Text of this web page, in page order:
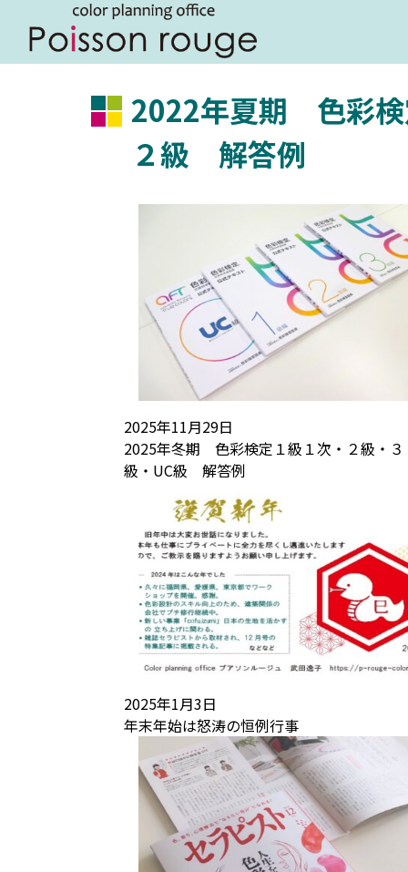
2022年夏期 色彩
２級 解答例
2025年11月29日
2025年冬期 色彩検定１級１次・２級・３
級・UC級 解答例
2025年1月3日
年末年始は怒涛の恒例行事